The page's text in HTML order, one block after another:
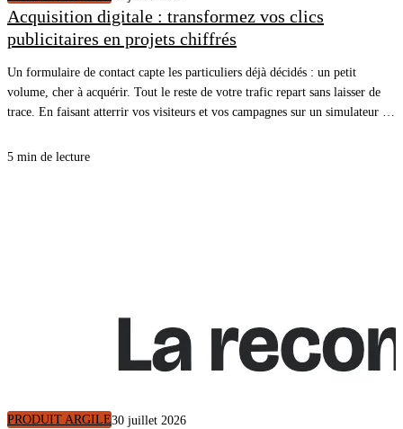
Acquisition digitale : transformez vos clics
publicitaires en projets chiffrés
Un formulaire de contact capte les particuliers déjà décidés : un petit
volume, cher à acquérir. Tout le reste de votre trafic repart sans laisser de
trace. En faisant atterrir vos visiteurs et vos campagnes sur un simulateur de
projet, et chaque simulation terminée arrive dans votre CRM avec un
5 min de lecture
PRODUIT ARGILE30 juillet 2026